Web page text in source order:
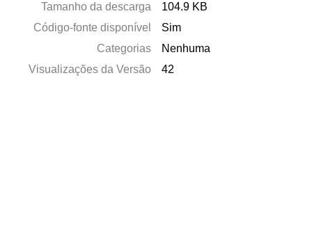
Tamanho da descarga
104.9 KB
Código-fonte disponível
Sim
Categorias
Nenhuma
Visualizações da Versão
42